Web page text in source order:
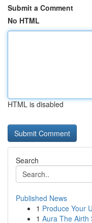
Submit a Comment
No HTML
HTML is disabled
Search
Published News
1 Produce Your
1 Aura The Airth